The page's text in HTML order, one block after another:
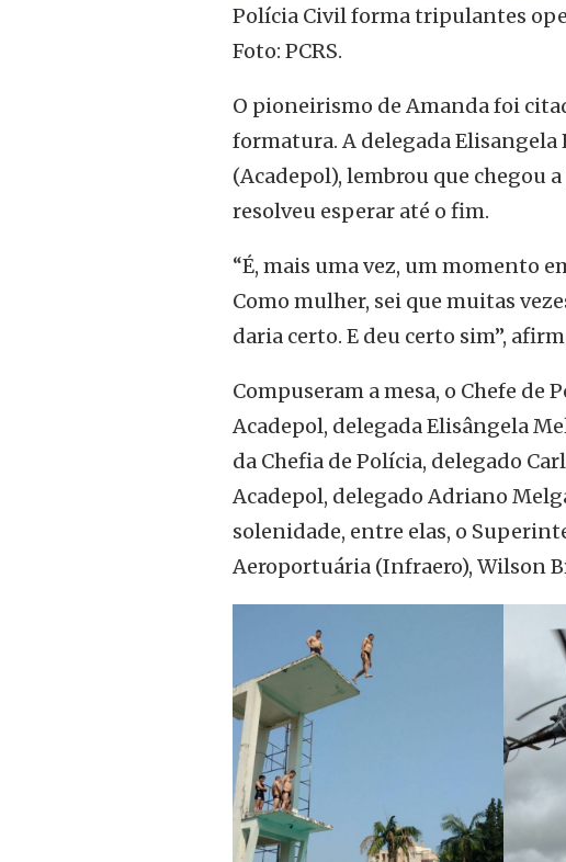
Polícia Civil forma tripulantes
Foto: PCRS.
O pioneirismo de Amanda foi
formatura. A delegada
(Acadepol), lembrou que chegou
resolveu esperar até o fim.
“É, mais uma vez, um momento
Como mulher, sei que muitas
daria certo. E deu certo sim”,
Compuseram a mesa, o Chefe de
Acadepol, delegada Elisângela
da Chefia de Polícia, delegado
Acadepol, delegado Adriano
solenidade, entre elas, o
Aeroportuária (Infraero), Wilson